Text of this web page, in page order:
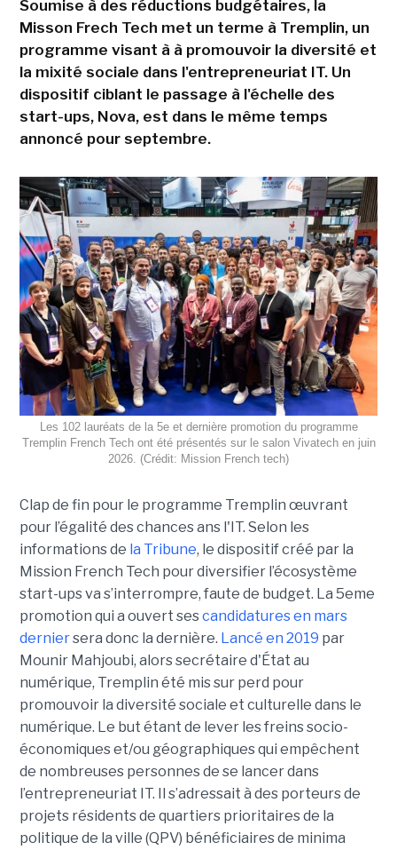
Soumise à des réductions budgétaires, la
Misson Frech Tech met un terme à Tremplin, un
programme visant à à promouvoir la diversité et
la mixité sociale dans l'entrepreneuriat IT. Un
dispositif ciblant le passage à l'échelle des
start-ups, Nova, est dans le même temps
annoncé pour septembre.
Les 102 lauréats de la 5e et dernière promotion du programme
Tremplin French Tech ont été présentés sur le salon Vivatech en juin
2026. (Crédit: Mission French tech)
Clap de fin pour le programme Tremplin œuvrant
pour l’égalité des chances ans l'IT. Selon les
informations de la Tribune, le dispositif créé par la
Mission French Tech pour diversifier l’écosystème
start-ups va s’interrompre, faute de budget. La 5eme
promotion qui a ouvert sescandidatures en mars
derniersera donc la dernière. Lancé en 2019 par
Mounir Mahjoubi, alors secrétaire d'État au
numérique, Tremplin été mis sur perd pour
promouvoir la diversité sociale et culturelle dans le
numérique. Le but étant de lever les freins socio-
économiques et/ou géographiques qui empêchent
de nombreuses personnes de se lancer dans
l’entrepreneuriat IT. Il s’adressait à des porteurs de
projets résidents de quartiers prioritaires de la
politique de la ville (QPV) bénéficiaires de minima